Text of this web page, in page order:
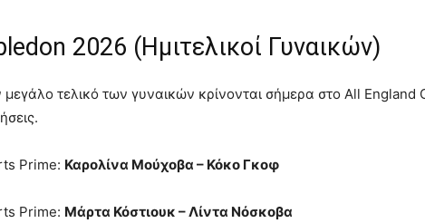
2026 (Ημιτελικοί Γυναικών)
μεγάλο τελικό των γυναικών κρίνονται σήμερα στο All England
Prime: Καρολίνα Μούχοβα – Κόκο Γκοφ
Prime: Μάρτα Κόστιουκ – Λίντα Νόσκοβα